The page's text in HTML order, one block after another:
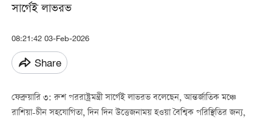
সার্গেই লাভরভ
08:21:42 03-Feb-2026
Share
ফেব্রুয়ারি ৩: রুশ পররাষ্ট্রমন্ত্রী সার্গেই লাভরভ বলেছেন, আন্তর্জাতিক মঞ্চে
রাশিয়া-চীন সহযোগিতা, দিন দিন উত্তেজনাময় হওয়া বৈশ্বিক পরিস্থিতির জন্য,